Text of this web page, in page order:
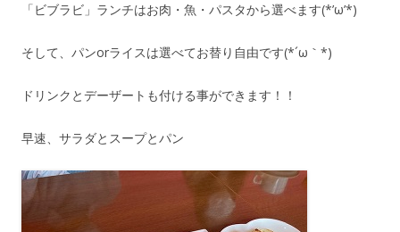
「ビブラビ」ランチはお肉・魚・パスタから選べます(*’ω’*)
そして、パンorライスは選べてお替り自由です(*´ω｀*)
ドリンクとデーザートも付ける事ができます！！
早速、サラダとスープとパン